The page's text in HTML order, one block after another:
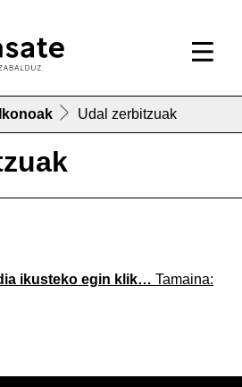
Ikonoak Udal zerbitzuak
ikusteko egin klik… Tamaina: